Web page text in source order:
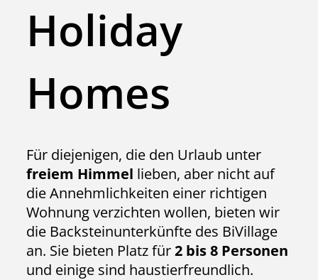
Holiday
Homes
Für diejenigen, die den Urlaub unter
freiem Himmel lieben, aber nicht auf
die Annehmlichkeiten einer richtigen
Wohnung verzichten wollen, bieten wir
die Backsteinunterkünfte des BiVillage
an. Sie bieten Platz für2 bis 8 Personen
und einige sind haustierfreundlich.